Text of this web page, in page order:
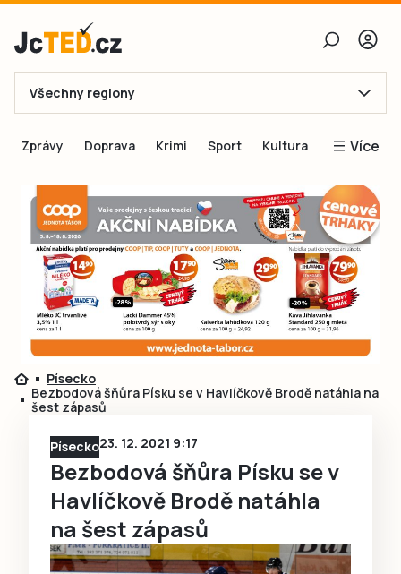
E-mail
Obnovit heslo
Přihlásit se
Přihlásit se přes Facebook
Ještě nemám účet, chci seRegistrovat
Všechny regiony
Zprávy Doprava Krimi Sport Kultura Více
Inspirace
Čtenáři píší
Speciální přílohy
Inzerce
Písecko
Bezbodová šňůra Písku se v Havlíčkově Brodě natáhla na
šest zápasů
Písecko23. 12. 2021 9:17
Bezbodová šňůra Písku se v
Havlíčkově Brodě natáhla
na šest zápasů